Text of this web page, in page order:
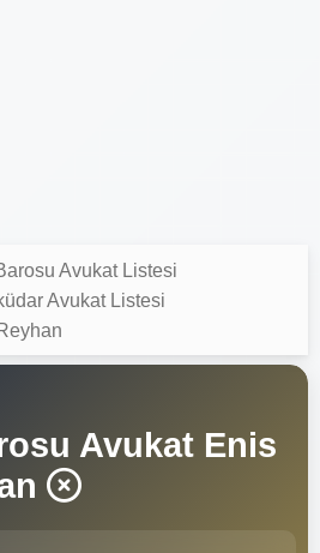
Avukat Listesi
Avukat Listesi
Avukat Enis